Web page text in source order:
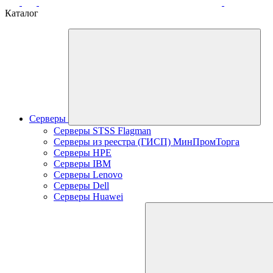
Каталог
Серверы
Серверы STSS Flagman
Серверы из реестра (ГИСП) МинПромТорга
Серверы HPE
Серверы IBM
Серверы Lenovo
Серверы Dell
Серверы Huawei